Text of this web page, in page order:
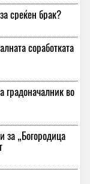
среќен брак?
соработката
градоначалник во
за „Богородица
го покажа синот